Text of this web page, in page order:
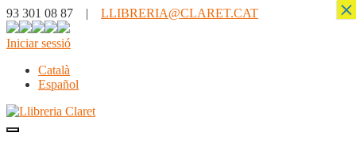
93 301 08 87 | LLIBRERIA@CLARET.CAT
Iniciar sessió
Català
Español
×